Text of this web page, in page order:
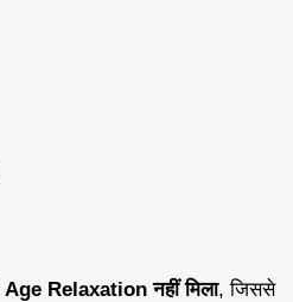
Age Relaxation नहीं मिला, जिससे